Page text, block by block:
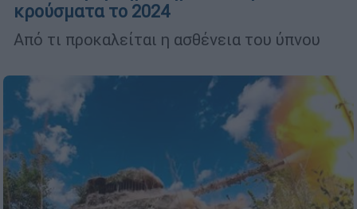
κρούσματα το 2024
Από τι προκαλείται η ασθένεια του ύπνου